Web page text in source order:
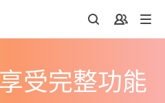
受完整功能